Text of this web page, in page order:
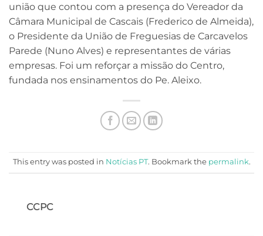
união que contou com a presença do Vereador da
Câmara Municipal de Cascais (Frederico de Almeida),
o Presidente da União de Freguesias de Carcavelos
Parede (Nuno Alves) e representantes de várias
empresas. Foi um reforçar a missão do Centro,
fundada nos ensinamentos do Pe. Aleixo.
This entry was posted in Notícias PT. Bookmark the permalink.
CCPC